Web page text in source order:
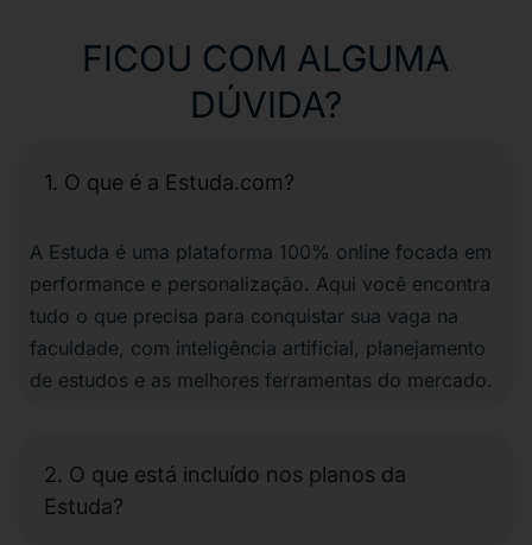
FICOU COM ALGUMA
DÚVIDA?
1. O que é a Estuda.com?
A Estuda é uma plataforma 100% online focada em
performance e personalização. Aqui você encontra
tudo o que precisa para conquistar sua vaga na
faculdade, com inteligência artificial, planejamento
de estudos e as melhores ferramentas do mercado.
2. O que está incluído nos planos da
Estuda?